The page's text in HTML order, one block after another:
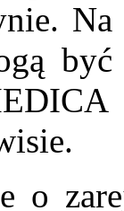
Na
o